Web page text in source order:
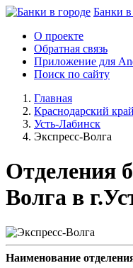
Банки в
О проекте
Обратная связь
Приложение для
Поиск по сайту
Главная
Краснодарский край
Усть-Лабинск
Экспресс-Волга
Отделения
Волга в
Наименование